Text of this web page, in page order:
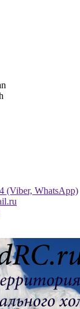
(Viber, WhatsApp)